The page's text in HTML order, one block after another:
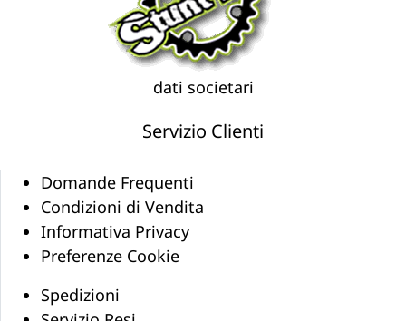
dati societari
Servizio Clienti
Domande Frequenti
Condizioni di Vendita
Informativa Privacy
Preferenze Cookie
Spedizioni